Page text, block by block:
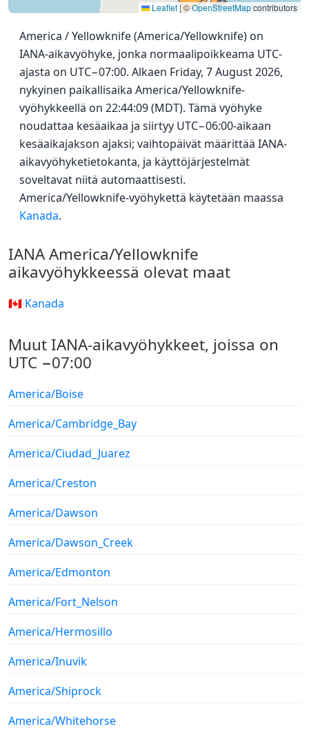
Leaflet |©OpenStreetMapcontributors
America / Yellowknife (America/Yellowknife) on
IANA-aikavyöhyke, jonka normaalipoikkeama UTC-
ajasta on UTC−07:00. Alkaen Friday, 7 August 2026,
nykyinen paikallisaika America/Yellowknife-
vyöhykkeellä on 22:44:09 (MDT). Tämä vyöhyke
noudattaa kesäaikaa ja siirtyy UTC−06:00-aikaan
kesäaikajakson ajaksi; vaihtopäivät määrittää IANA-
aikavyöhyketietokanta, ja käyttöjärjestelmät
soveltavat niitä automaattisesti.
America/Yellowknife-vyöhykettä käytetään maassa
Kanada.
IANA America/Yellowknife
aikavyöhykkeessä olevat maat
🇨🇦 Kanada
Muut IANA-aikavyöhykkeet, joissa on
UTC −07:00
America/Boise
America/Cambridge_Bay
America/Ciudad_Juarez
America/Creston
America/Dawson
America/Dawson_Creek
America/Edmonton
America/Fort_Nelson
America/Hermosillo
America/Inuvik
America/Shiprock
America/Whitehorse